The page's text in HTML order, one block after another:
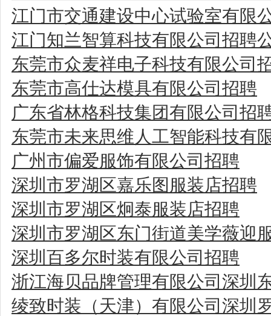
江门市交通建设中心试验室有限
江门知兰智算科技有限公司招聘
东莞市众麦祥电子科技有限公司
东莞市高仕达模具有限公司招聘
广东省林格科技集团有限公司招
东莞市未来思维人工智能科技有
广州市偏爱服饰有限公司招聘
深圳市罗湖区嘉乐图服装店招聘
深圳市罗湖区炯泰服装店招聘
深圳市罗湖区东门街道美学薇迎
深圳百多尔时装有限公司招聘
浙江海贝品牌管理有限公司深圳
绫致时装（天津）有限公司深圳